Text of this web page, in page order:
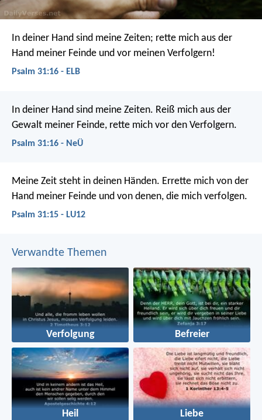
In deiner Hand sind meine Zeiten; rette mich aus der
Hand meiner Feinde und vor meinen Verfolgern!
Psalm 31:16 - ELB
In deiner Hand sind meine Zeiten. Reiß mich aus der
Gewalt meiner Feinde, rette mich vor den Verfolgern.
Psalm 31:16 - NeÜ
Meine Zeit steht in deinen Händen. Errette mich von der
Hand meiner Feinde und von denen, die mich verfolgen.
Psalm 31:15 - LU12
Verwandte Themen
Verfolgung Befreier
Heil Liebe